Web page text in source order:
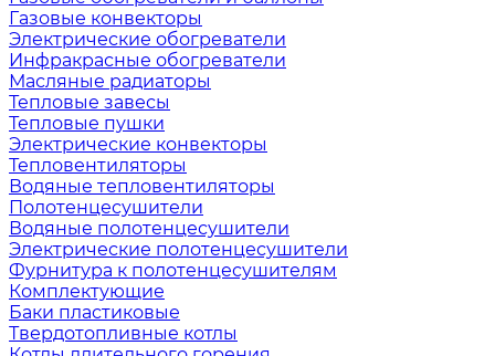
Газовые конвекторы
Электрические обогреватели
Инфракрасные обогреватели
Масляные радиаторы
Тепловые завесы
Тепловые пушки
Электрические конвекторы
Тепловентиляторы
Водяные тепловентиляторы
Полотенцесушители
Водяные полотенцесушители
Электрические полотенцесушители
Фурнитура к полотенцесушителям
Комплектующие
Баки пластиковые
Твердотопливные котлы